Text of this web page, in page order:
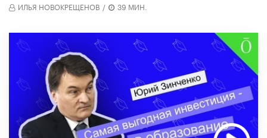
ИЛЬЯ НОВОКРЕЩЕНОВ / 39 МИН.